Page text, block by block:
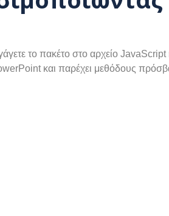
το πακέτο στο αρχείο JavaScript
και παρέχει μεθόδους